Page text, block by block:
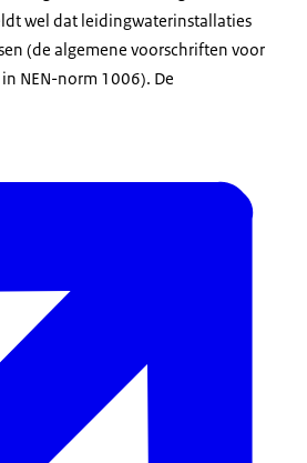
wel dat leidingwaterinstallaties
(de algemene voorschriften voor
NEN-norm 1006). De